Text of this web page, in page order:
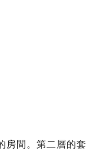
房間。第二層的套